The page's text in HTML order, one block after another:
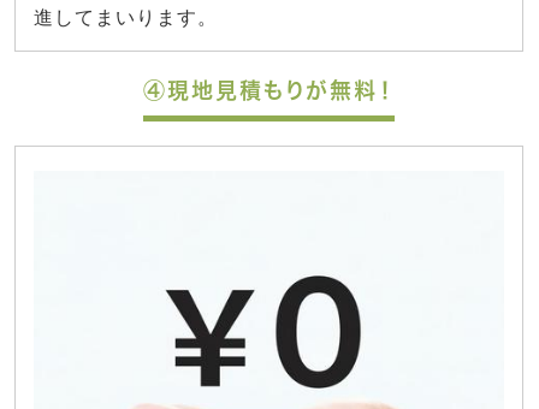
進してまいります。
④現地見積もりが無料！